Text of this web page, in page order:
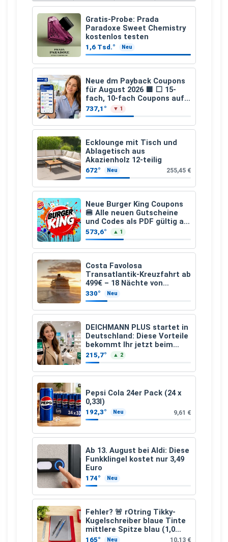
Gratis-Probe: Prada
Paradoxe Sweet Chemistry
kostenlos testen
1,6 Tsd.° Neu
Neue dm Payback Coupons
für August 2026 🟦 ⬜ 15-
fach, 10-fach Coupons auf
den gesamten Einkauf ab 2
€
737,1° ▼ 1
Ecklounge mit Tisch und
Ablagetisch aus
Akazienholz 12-teilig
672° Neu 255,45 €
Neue Burger King Coupons
🍔 Alle neuen Gutscheine
und Codes als PDF gültig ab
25.07.2026 bis 04.09.2026
573,6° ▲ 1
Costa Favolosa
Transatlantik-Kreuzfahrt ab
499€ – 18 Nächte von
Hamburg nach Guadeloupe
330° Neu
DEICHMANN PLUS startet in
Deutschland: Diese Vorteile
bekommt Ihr jetzt beim
Schuhkauf
215,7° ▲ 2
Pepsi Cola 24er Pack (24 x
0,33l)
192,3° Neu 9,61 €
Ab 13. August bei Aldi: Diese
Funkklingel kostet nur 3,49
Euro
174° Neu
Fehler? 🚨 rOtring Tikky-
Kugelschreiber blaue Tinte
mittlere Spitze blau (1,0
mm – 12 Stück)
165° Neu 10,13 €